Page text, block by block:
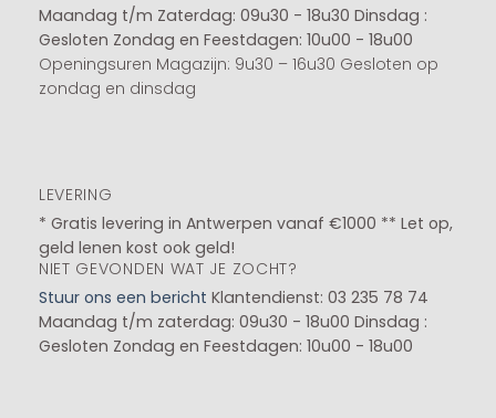
Maandag t/m Zaterdag: 09u30 - 18u30 Dinsdag :
Gesloten Zondag en Feestdagen: 10u00 - 18u00
Openingsuren Magazijn: 9u30 – 16u30 Gesloten op
zondag en dinsdag
LEVERING
* Gratis levering in Antwerpen vanaf €1000 ** Let op,
geld lenen kost ook geld!
NIET GEVONDEN WAT JE ZOCHT?
Stuur ons een bericht Klantendienst: 03 235 78 74
Maandag t/m zaterdag: 09u30 - 18u00 Dinsdag :
Gesloten Zondag en Feestdagen: 10u00 - 18u00